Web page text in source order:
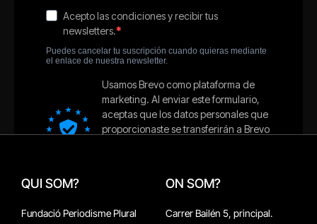
QUI SOM?
Fundació Periodisme Plural
ON SOM?
Carrer Bailén 5, principal.